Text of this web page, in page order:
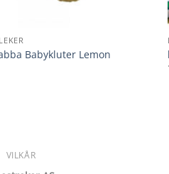
Babykluter Lemon
VILKÅR